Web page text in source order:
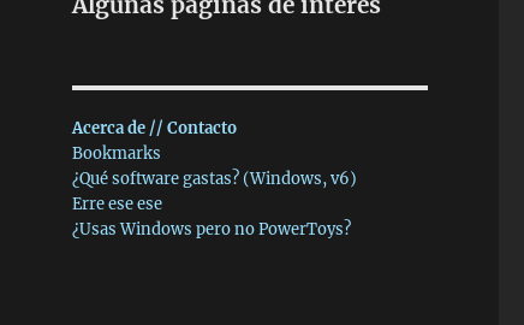
Acerca de // Contacto
Bookmarks
¿Qué software gastas? (Windows, v6)
Erre ese ese
¿Usas Windows pero no PowerToys?